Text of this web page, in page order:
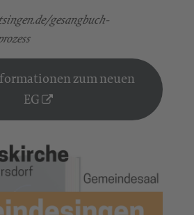
gesangbuch-
zum neuen
EG